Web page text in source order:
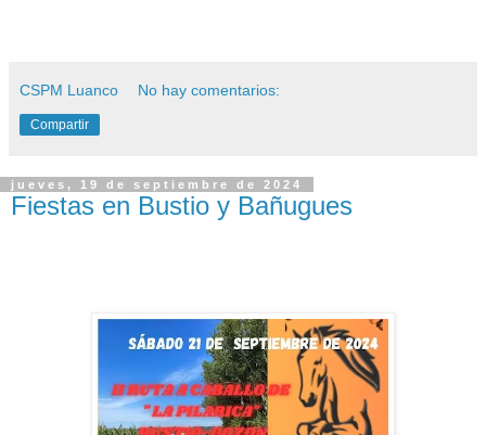
CSPM Luanco No hay comentarios:
Compartir
jueves, 19 de septiembre de 2024
Fiestas en Bustio y Bañugues